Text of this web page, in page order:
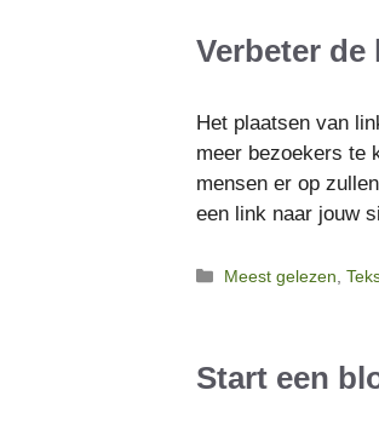
Verbeter
Het plaatsen van
meer bezoekers te
mensen er op
een link naar jouw
Categorieën
Meest gelezen ,
Start een